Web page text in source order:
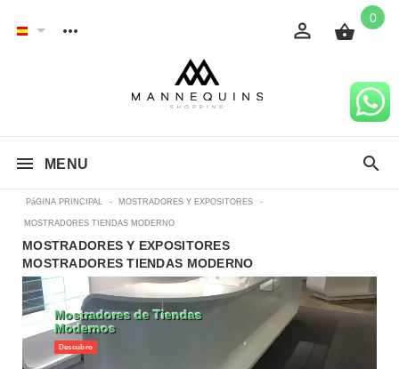
0
MENU
PáGINA PRINCIPAL - MOSTRADORES Y EXPOSITORES -
MOSTRADORES TIENDAS MODERNO
MOSTRADORES Y EXPOSITORES
MOSTRADORES TIENDAS MODERNO
Mostradores de Tiendas
Modernos
Descubro